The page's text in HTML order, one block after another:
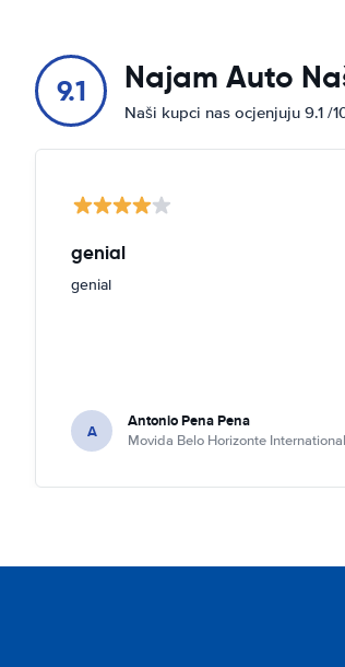
9.1 Najam Auto
Naši kupci nas ocjenjuju 9.1 /
genial
genial
A Antonio Pena Pena
Movida Belo Horizonte